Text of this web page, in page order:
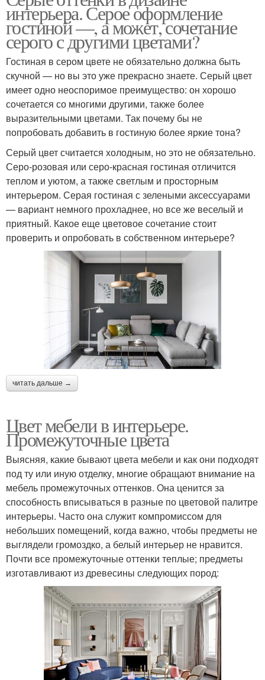
интерьера. Серое оформление
гостиной —, а может, сочетание
серого с другими цветами?
Гостиная в сером цвете не обязательно должна быть
скучной — но вы это уже прекрасно знаете. Серый цвет
имеет одно неоспоримое преимущество: он хорошо
сочетается со многими другими, также более
выразительными цветами. Так почему бы не
попробовать добавить в гостиную более яркие тона?
Серый цвет считается холодным, но это не обязательно.
Серо-розовая или серо-красная гостиная отличится
теплом и уютом, а также светлым и просторным
интерьером. Серая гостиная с зелеными аксессуарами
— вариант немного прохладнее, но все же веселый и
приятный. Какое еще цветовое сочетание стоит
проверить и опробовать в собственном интерьере?
читать дальше →
Цвет мебели в интерьере.
Промежуточные цвета
Выясняя, какие бывают цвета мебели и как они подходят
под ту или иную отделку, многие обращают внимание на
мебель промежуточных оттенков. Она ценится за
способность вписываться в разные по цветовой палитре
интерьеры. Часто она служит компромиссом для
небольших помещений, когда важно, чтобы предметы не
выглядели громоздко, а белый интерьер не нравится.
Почти все промежуточные оттенки теплые; предметы
изготавливают из древесины следующих пород: